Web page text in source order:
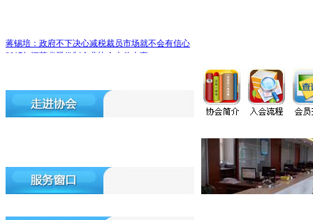
蒋锡培：政府不下决心减税裁员市场就不会有信心
2017年江苏省股份制企业协会十件大事